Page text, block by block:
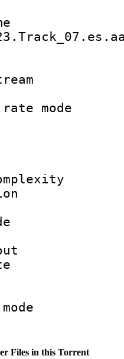
:
Info
:
bit rate
:
Info :
rate :
size :
Files in this Torrent